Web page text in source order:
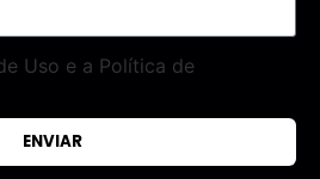
Uso e a Política de
ENVIAR